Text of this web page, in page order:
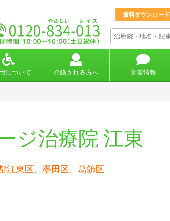
資料ダウンロード
について 介護される方へ 新着情報
ジ治療院 江東
江東区、墨田区、葛飾区